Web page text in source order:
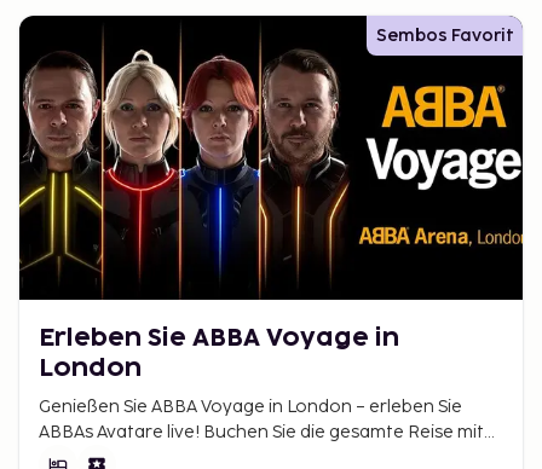
Sembos Favorit
Erleben Sie ABBA Voyage in
London
Genießen Sie ABBA Voyage in London – erleben Sie
ABBAs Avatare live! Buchen Sie die gesamte Reise mit
Hotel und Tickets bei Sembo zum besten Preis.